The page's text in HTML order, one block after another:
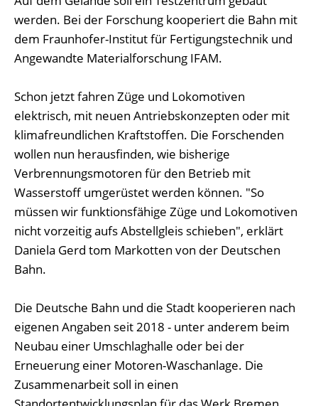
werden. Bei der Forschung kooperiert die Bahn mit
dem Fraunhofer-Institut für Fertigungstechnik und
Angewandte Materialforschung IFAM.
Schon jetzt fahren Züge und Lokomotiven
elektrisch, mit neuen Antriebskonzepten oder mit
klimafreundlichen Kraftstoffen. Die Forschenden
wollen nun herausfinden, wie bisherige
Verbrennungsmotoren für den Betrieb mit
Wasserstoff umgerüstet werden können. "So
müssen wir funktionsfähige Züge und Lokomotiven
nicht vorzeitig aufs Abstellgleis schieben", erklärt
Daniela Gerd tom Markotten von der Deutschen
Bahn.
Die Deutsche Bahn und die Stadt kooperieren nach
eigenen Angaben seit 2018 - unter anderem beim
Neubau einer Umschlaghalle oder bei der
Erneuerung einer Motoren-Waschanlage. Die
Zusammenarbeit soll in einen